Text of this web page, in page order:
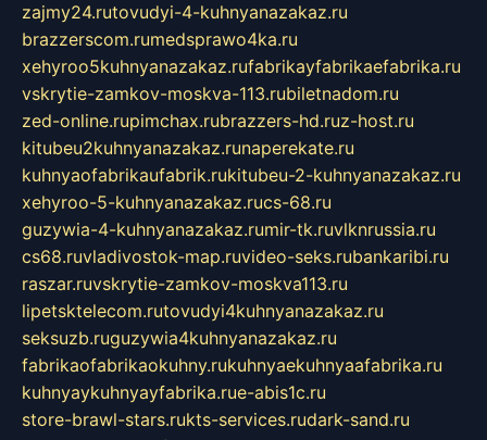
zajmy24.rutovudyi-4-kuhnyanazakaz.ru
brazzerscom.rumedsprawo4ka.ru
xehyroo5kuhnyanazakaz.rufabrikayfabrikaefabrika.ru
vskrytie-zamkov-moskva-113.rubiletnadom.ru
zed-online.rupimchax.rubrazzers-hd.ruz-host.ru
kitubeu2kuhnyanazakaz.runaperekate.ru
kuhnyaofabrikaufabrik.rukitubeu-2-kuhnyanazakaz.ru
xehyroo-5-kuhnyanazakaz.rucs-68.ru
guzywia-4-kuhnyanazakaz.rumir-tk.ruvlknrussia.ru
cs68.ruvladivostok-map.ruvideo-seks.rubankaribi.ru
raszar.ruvskrytie-zamkov-moskva113.ru
lipetsktelecom.rutovudyi4kuhnyanazakaz.ru
seksuzb.ruguzywia4kuhnyanazakaz.ru
fabrikaofabrikaokuhny.rukuhnyaekuhnyaafabrika.ru
kuhnyaykuhnyayfabrika.rue-abis1c.ru
store-brawl-stars.rukts-services.rudark-sand.ru